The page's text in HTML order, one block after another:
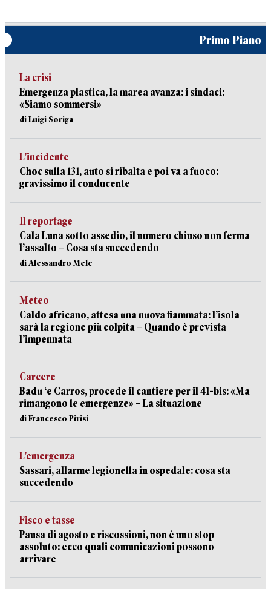
Primo Piano
La crisi
Emergenza plastica, la marea avanza: i sindaci:
«Siamo sommersi»
di Luigi Soriga
L’incidente
Choc sulla 131, auto si ribalta e poi va a fuoco:
gravissimo il conducente
Il reportage
Cala Luna sotto assedio, il numero chiuso non ferma
l’assalto – Cosa sta succedendo
di Alessandro Mele
Meteo
Caldo africano, attesa una nuova fiammata: l’isola
sarà la regione più colpita – Quando è prevista
l’impennata
Carcere
Badu ‘e Carros, procede il cantiere per il 41-bis: «Ma
rimangono le emergenze» – La situazione
di Francesco Pirisi
L’emergenza
Sassari, allarme legionella in ospedale: cosa sta
succedendo
Fisco e tasse
Pausa di agosto e riscossioni, non è uno stop
assoluto: ecco quali comunicazioni possono
arrivare